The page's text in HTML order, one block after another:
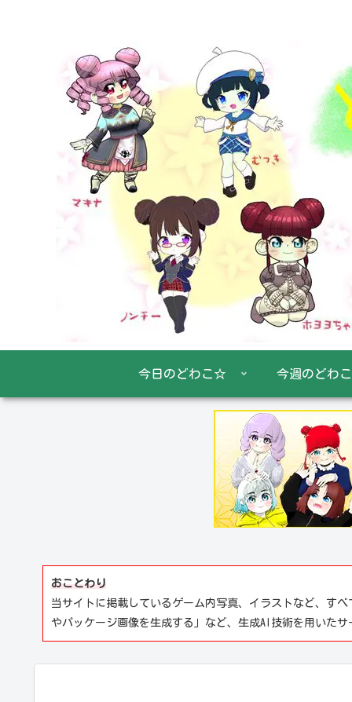
今日のどわこ☆ 今週のどわ
おことわり
当サイトに掲載しているゲーム内写真、イラストなど、す
やパッケージ画像を生成する」など、生成AI技術を用いた